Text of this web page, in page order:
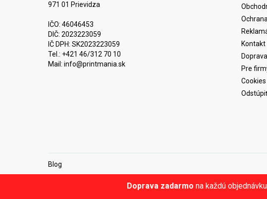
Doprava zadarmo na každú
971 01 Prievidza
IČO: 46046453
DIČ: 2023223059
IČ DPH: SK2023223059
Tel.: +421 46/312 70 10
Mail: info@printmania.sk
Kontakt
Pre
Cookies
Blog
NajReklama.sk - tvorba eshopu